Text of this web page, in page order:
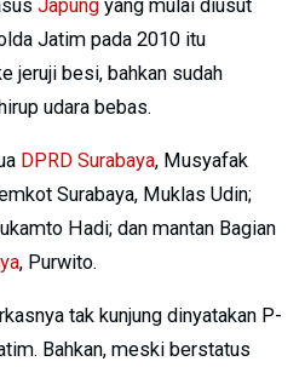
Japung yang mulai diusut
Jatim pada 2010 itu
jeruji besi, bahkan sudah
udara bebas.
DPRD Surabaya, Musyafak
Surabaya, Muklas Udin;
Hadi; dan mantan Bagian
, Purwito.
tak kunjung dinyatakan P-
Bahkan, meski berstatus